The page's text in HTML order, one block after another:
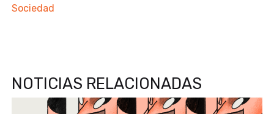
Sociedad
NOTICIAS RELACIONADAS